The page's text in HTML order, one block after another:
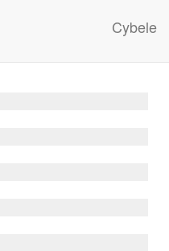
Cybele